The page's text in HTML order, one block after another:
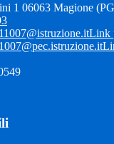
1 06063 Magione
Link